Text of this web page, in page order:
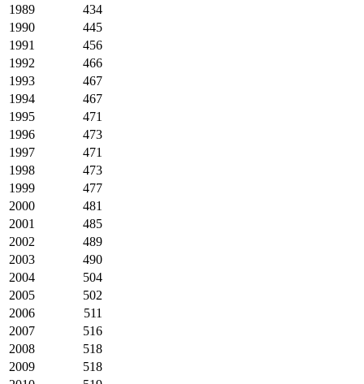
1989
434
1990
445
1991
456
1992
466
1993
467
1994
467
1995
471
1996
473
1997
471
1998
473
1999
477
2000
481
2001
485
2002
489
2003
490
2004
504
2005
502
2006
511
2007
516
2008
518
2009
518